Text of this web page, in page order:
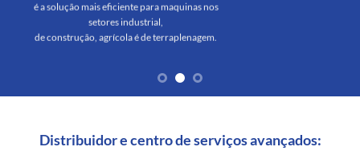
é a solução mais eficiente para maquinas nos
setores industrial,
de construção, agrícola é de terraplenagem.
Distribuidor e centro de serviços avançados: